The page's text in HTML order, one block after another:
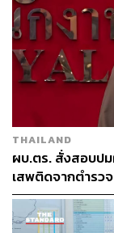
ความขัดแย้งระห
NATO กำลังจะก้
ง่ายๆ มิหนำซ้ำยั
แบบ จากการที่ทั้
อีกทั้งยังได้เริ่มมี
ฝ่ายเข้าสู่พื้นที่คว
ความกังวลให้กับ
ลุกลามกลายเป็น
THAILAND
ผบ.ตร. สั่งสอบป
เสพติดจากตำรว